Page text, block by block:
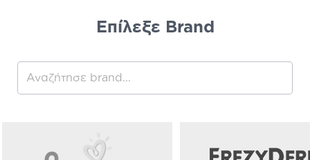
Eπίλεξε Brand